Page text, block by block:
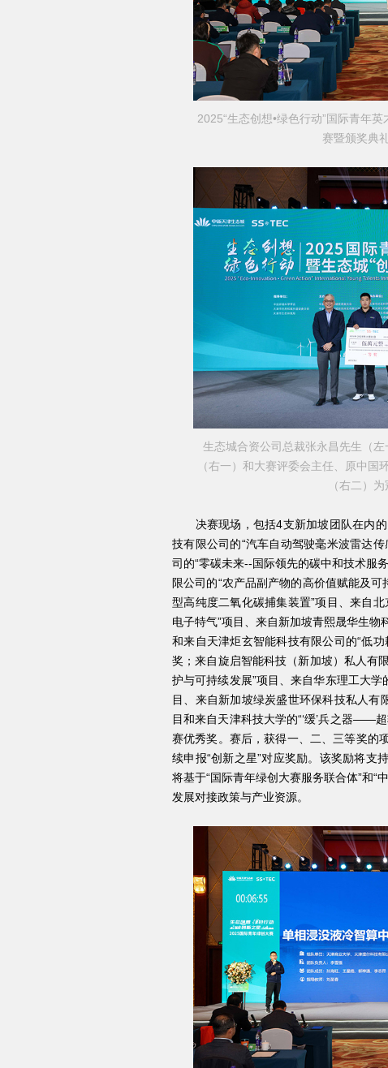
2025“生态创想•绿色行动”国际青年
赛暨颁奖典
生态城合资公司总裁张永昌先生（
（右一）和大赛评委会主任、原中
（右二）
决赛现场，包括4支新加坡团队在内的
技有限公司的“汽车自动驾驶毫米波雷达
司的“零碳未来--国际领先的碳中和技术服
限公司的“农产品副产物的高价值赋能及
型高纯度二氧化碳捕集装置”项目、来自
电子特气”项目、来自新加坡青熙晟华生物
和来自天津炬玄智能科技有限公司的“低
奖；来自旋启智能科技（新加坡）私人有
护与可持续发展”项目、来自华东理工大
目、来自新加坡绿炭盛世环保科技私人有
目和来自天津科技大学的“‘缓’兵之器——
赛优秀奖。赛后，获得一、二、三等奖的
续申报“创新之星”对应奖励。该奖励将支
将基于“国际青年绿创大赛服务联合体”和“
发展对接政策与产业资源。